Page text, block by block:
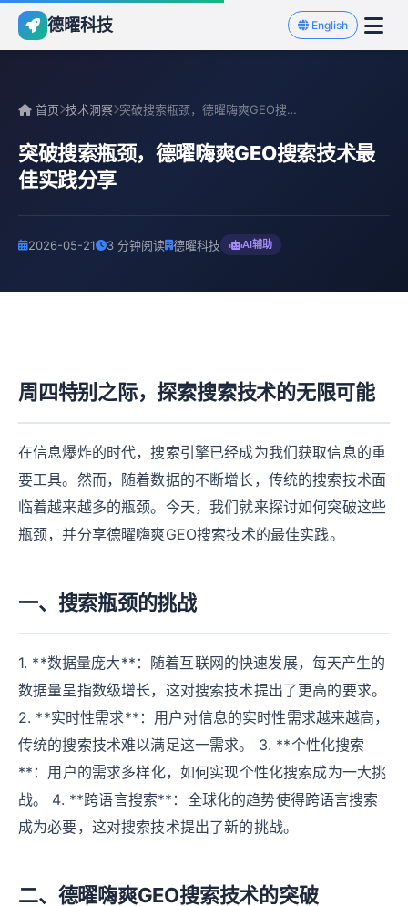
德曜科技 English
首页 技术洞察 突破搜索瓶颈，德曜嗨爽GEO搜索技术最佳实践分享
突破搜索瓶颈，德曜嗨爽GEO搜索技术最
佳实践分享
2026-05-21 3 分钟阅读 德曜科技 AI辅助
周四特别之际，探索搜索技术的无限可能
在信息爆炸的时代，搜索引擎已经成为我们获取信息的重
要工具。然而，随着数据的不断增长，传统的搜索技术面
临着越来越多的瓶颈。今天，我们就来探讨如何突破这些
瓶颈，并分享德曜嗨爽GEO搜索技术的最佳实践。
一、搜索瓶颈的挑战
1. **数据量庞大**：随着互联网的快速发展，每天产生的
数据量呈指数级增长，这对搜索技术提出了更高的要求。
2. **实时性需求**：用户对信息的实时性需求越来越高，
传统的搜索技术难以满足这一需求。 3. **个性化搜索
**：用户的需求多样化，如何实现个性化搜索成为一大挑
战。 4. **跨语言搜索**：全球化的趋势使得跨语言搜索
成为必要，这对搜索技术提出了新的挑战。
二、德曜嗨爽GEO搜索技术的突破